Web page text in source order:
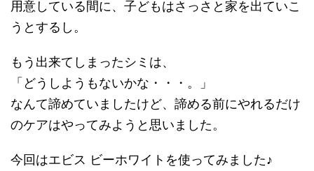
用意している間に、子どもはさっさと家を出ていこ
うとするし。
もう出来てしまったシミは、
「どうしようもないかな・・・。」
なんて諦めていましたけど、諦める前にやれるだけ
のケアはやってみようと思いました。
今回はエビス ビーホワイトを使ってみました♪